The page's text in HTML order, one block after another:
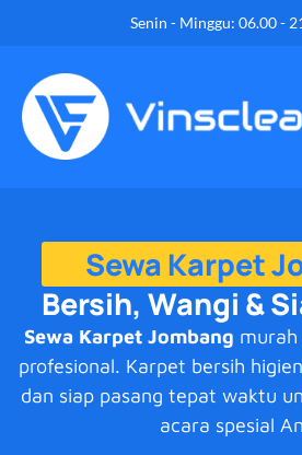
Senin - Minggu: 06.00 -
Sewa Karpet
Bersih, Wangi &
Sewa Karpet Jombang murah
profesional. Karpet bersih
dan siap pasang tepat waktu
acara spesial